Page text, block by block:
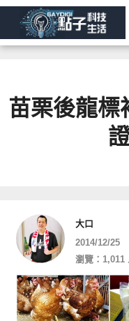
苗栗後龍標
大口
2014/12/25
瀏覽：1,011